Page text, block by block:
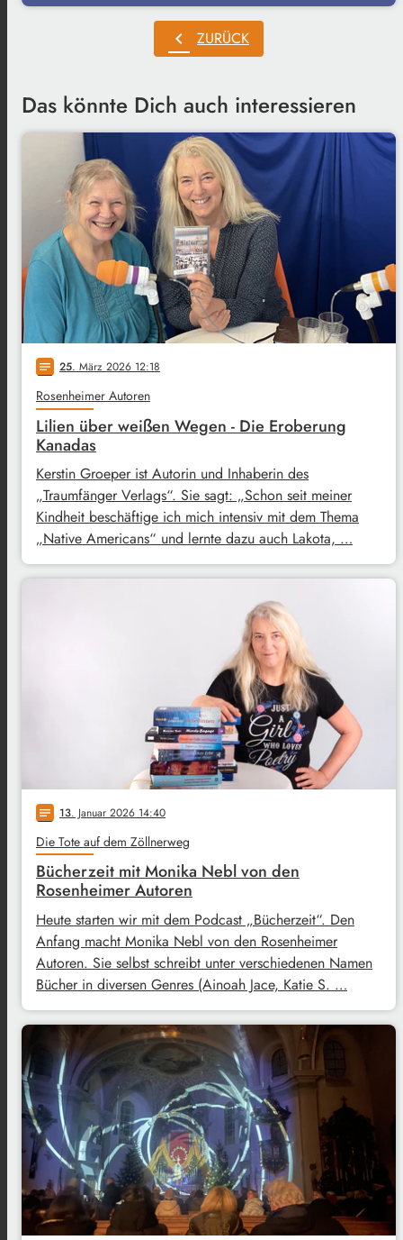
chevron_left ZURÜCK
Das könnte Dich auch interessieren
notes 25. März 2026 12:18
Rosenheimer Autoren
Lilien über weißen Wegen - Die Eroberung
Kanadas
Kerstin Groeper ist Autorin und Inhaberin des
„Traumfänger Verlags“. Sie sagt: „Schon seit meiner
Kindheit beschäftige ich mich intensiv mit dem Thema
„Native Americans“ und lernte dazu auch Lakota, …
notes 13. Januar 2026 14:40
Die Tote auf dem Zöllnerweg
Bücherzeit mit Monika Nebl von den
Rosenheimer Autoren
Heute starten wir mit dem Podcast „Bücherzeit“. Den
Anfang macht Monika Nebl von den Rosenheimer
Autoren. Sie selbst schreibt unter verschiedenen Namen
Bücher in diversen Genres (Ainoah Jace, Katie S. …